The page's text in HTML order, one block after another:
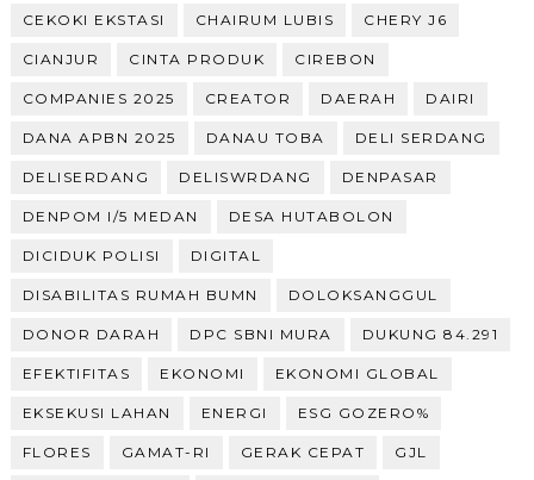
CEKOKI EKSTASI CHAIRUM LUBIS CHERY J6
CIANJUR CINTA PRODUK CIREBON
COMPANIES 2025 CREATOR DAERAH DAIRI
DANA APBN 2025 DANAU TOBA DELI SERDANG
DELISERDANG DELISWRDANG DENPASAR
DENPOM I/5 MEDAN DESA HUTABOLON
DICIDUK POLISI DIGITAL
DISABILITAS RUMAH BUMN DOLOKSANGGUL
DONOR DARAH DPC SBNI MURA DUKUNG 84.291
EFEKTIFITAS EKONOMI EKONOMI GLOBAL
EKSEKUSI LAHAN ENERGI ESG GOZERO%
FLORES GAMAT-RI GERAK CEPAT GJL